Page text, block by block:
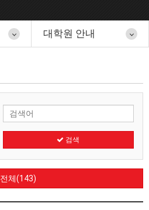
대학원 안내
검색
전체(143)